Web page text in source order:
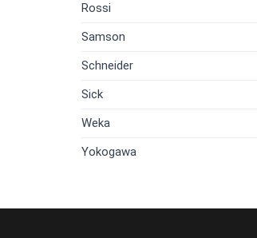
Rossi
Samson
Schneider
Sick
Weka
Yokogawa